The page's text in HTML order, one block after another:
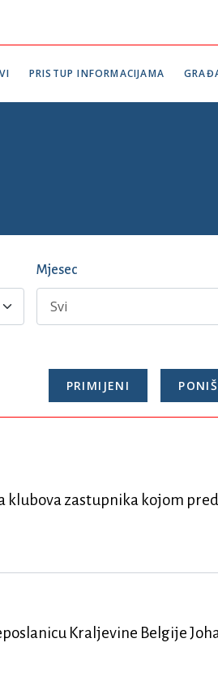
PRISTUP INFORMACIJAMA
Mjesec
klubova zastupnika kojom
Kraljevine Belgije